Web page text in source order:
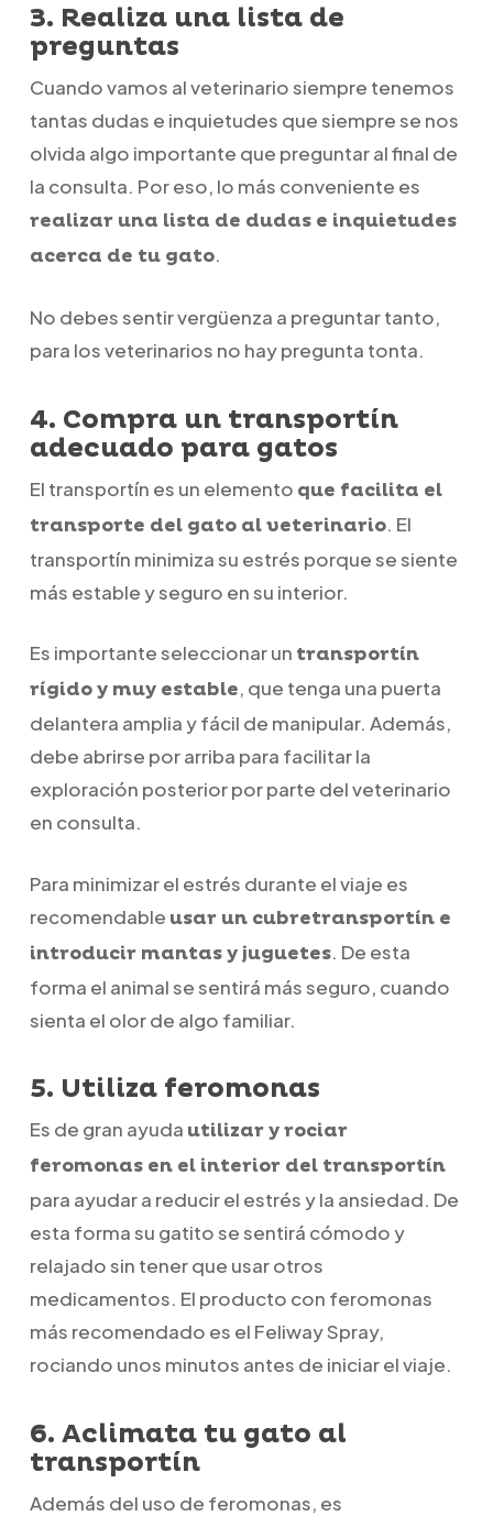
3. Realiza una lista de
preguntas
Cuando vamos al veterinario siempre tenemos
tantas dudas e inquietudes que siempre se nos
olvida algo importante que preguntar al final de
la consulta. Por eso, lo más conveniente es
realizar una lista de dudas e inquietudes
acerca de tu gato.
No debes sentir vergüenza a preguntar tanto,
para los veterinarios no hay pregunta tonta.
4. Compra un transportín
adecuado para gatos
El transportín es un elemento que facilita el
transporte del gato al veterinario. El
transportín minimiza su estrés porque se siente
más estable y seguro en su interior.
Es importante seleccionar un transportín
rígido y muy estable, que tenga una puerta
delantera amplia y fácil de manipular. Además,
debe abrirse por arriba para facilitar la
exploración posterior por parte del veterinario
en consulta.
Para minimizar el estrés durante el viaje es
recomendable usar un cubretransportín e
introducir mantas y juguetes. De esta
forma el animal se sentirá más seguro, cuando
sienta el olor de algo familiar.
5. Utiliza feromonas
Es de gran ayuda utilizar y rociar
feromonas en el interior del transportín
para ayudar a reducir el estrés y la ansiedad. De
esta forma su gatito se sentirá cómodo y
relajado sin tener que usar otros
medicamentos. El producto con feromonas
más recomendado es el Feliway Spray,
rociando unos minutos antes de iniciar el viaje.
6. Aclimata tu gato al
transportín
Además del uso de feromonas, es